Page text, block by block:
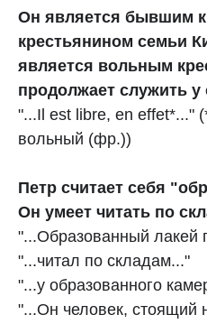
Он является бывшим
крестьянином семьи
является вольным
продолжает служить у
"...Il est libre, en effet*..."
вольный (фр.))
Петр считает себя
Он умеет читать по
"...Образованный лакей
"...читал по складам..."
"...у образованного
"...Он человек, стоящий